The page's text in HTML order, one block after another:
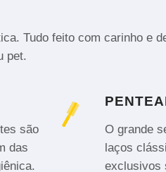
Tudo feito com carinho e
pet.
são
das
O grande
laços
exclusivos